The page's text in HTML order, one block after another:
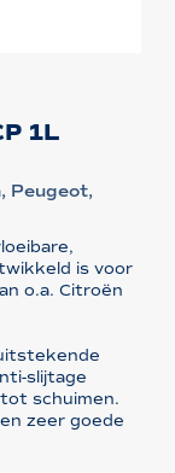
1L
Peugeot,
is voor
o.a. Citroën
slijtage
schuimen.
zeer goede